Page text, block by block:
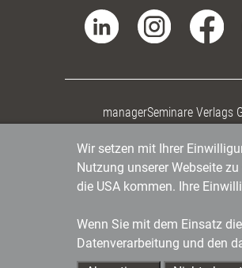
managerSeminare Verlags
Wir setzen mit Ihrer
Nutzung unserer Webseite
die USA kommen. Ihre
Wenn Sie mit dem Einsatz
Datenverarbeitung und den